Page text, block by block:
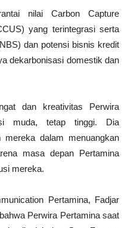
nilai Carbon Capture
yang terintegrasi serta
dan potensi bisnis kredit
dekarbonisasi domestik dan
dan kreativitas Perwira
muda, tetap tinggi. Dia
mereka dalam menuangkan
masa depan Pertamina
mereka.
Pertamina, Fadjar
Perwira Pertamina saat